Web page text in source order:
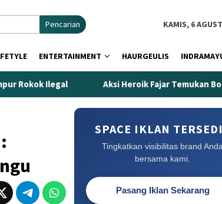
Pencarian KAMIS, 6
ENTERTAINMENT HAURGEULIS
Aksi Heroik Fajar Temukan Bocah
SPACE IKLAN
Tingkatkan visibilitas brand Anda
bersama kami.
Pasang Iklan Sekarang